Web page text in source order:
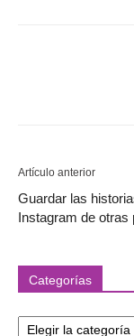
Artículo anterior
Guardar las
Instagram de otras
Categorías